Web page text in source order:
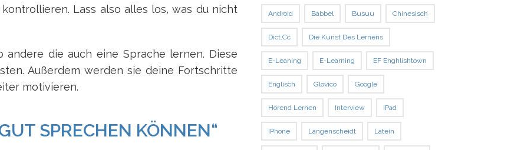
Lass also alles los, was du nicht
andere die auch eine Sprache lernen. Diese
Außerdem werden sie deine Fortschritte
motivieren.
SPRECHEN KÖNNEN“
Android Babbel Busuu Chinesisch
Dict.cc Die Kunst Des Lernens
E-Leaning E-Learning EF Enghlishtown
Englisch Glovico Google
Hörend Lernen Interview IPad
IPhone Langenscheidt Latein